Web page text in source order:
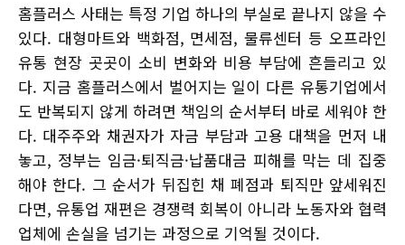
홈플러스 사태는 특정 기업 하나의 부실로 끝나지 않을 수
있다. 대형마트와 백화점, 면세점, 물류센터 등 오프라인
유통 현장 곳곳이 소비 변화와 비용 부담에 흔들리고 있
다. 지금 홈플러스에서 벌어지는 일이 다른 유통기업에서
도 반복되지 않게 하려면 책임의 순서부터 바로 세워야 한
다. 대주주와 채권자가 자금 부담과 고용 대책을 먼저 내
놓고, 정부는 임금·퇴직금·납품대금 피해를 막는 데 집중
해야 한다. 그 순서가 뒤집힌 채 폐점과 퇴직만 앞세워진
다면, 유통업 재편은 경쟁력 회복이 아니라 노동자와 협력
업체에 손실을 넘기는 과정으로 기억될 것이다.